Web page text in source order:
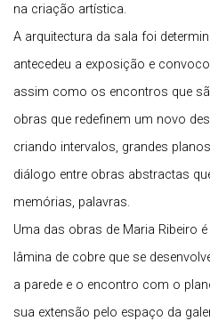
na criação artística.
A arquitectura da sala foi
antecedeu a exposição e
assim como os encontros que
obras que redefinem um novo
criando intervalos, grandes
diálogo entre obras abstractas
memórias, palavras.
Uma das obras de Maria Ribeiro
lâmina de cobre que se
a parede e o encontro com o
sua extensão pelo espaço da